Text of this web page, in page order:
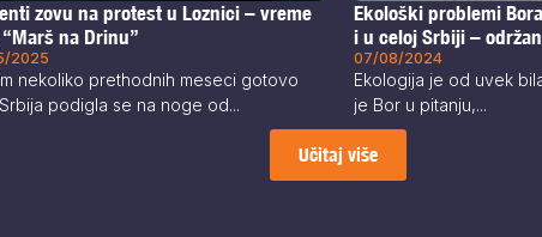
zovu na protest u Loznici – vreme
na Drinu”
2025
nekoliko prethodnih meseci gotovo
podigla se na noge od...
Ekološki problemi
i u celoj Srbiji –
07/08/2024
Ekologija je od uvek
je Bor u pitanju,...
Učitaj više